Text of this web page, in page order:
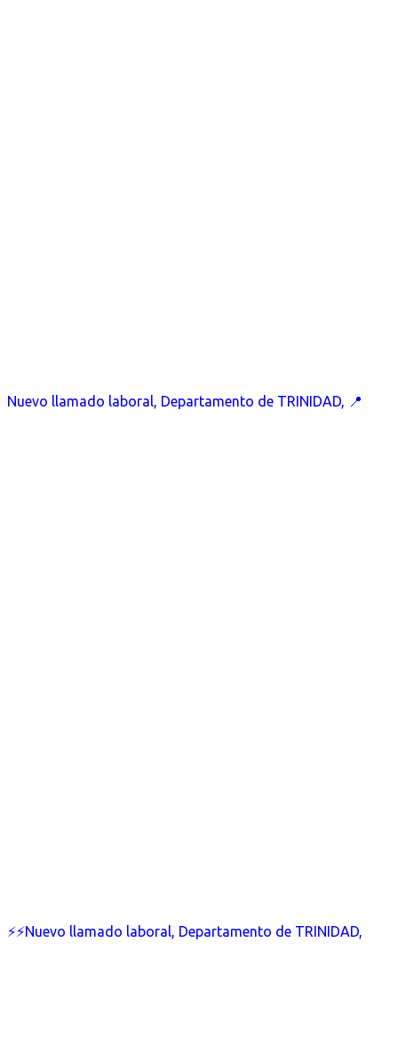
Nuevo llamado laboral, Departamento de TRINIDAD, 📍
⚡⚡Nuevo llamado laboral, Departamento de TRINIDAD,